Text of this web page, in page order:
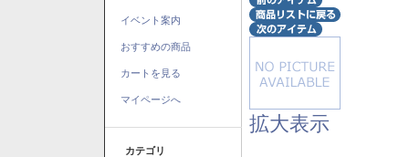
イベント案内
おすすめの商品
カートを見る
マイページへ
カテゴリ
拡大表示